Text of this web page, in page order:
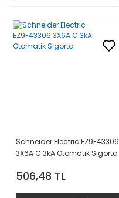
Schneider Electric EZ9F43306
3X6A C 3kA Otomatik Sigorta
506,48 TL